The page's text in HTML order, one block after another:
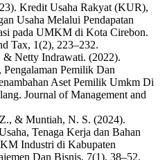
Kredit Usaha Rakyat (KUR),
Usaha Melalui Pendapatan
pada UMKM di Kota Cirebon.
Tax, 1(2), 223–232.
& Netty Indrawati. (2022).
Pemilik Dan
Aset Pemilik Umkm Di
Journal of Management and
& Muntiah, N. S. (2024).
Tenaga Kerja dan Bahan
Industri di Kabupaten
Dan Bisnis, 7(1), 38–52.